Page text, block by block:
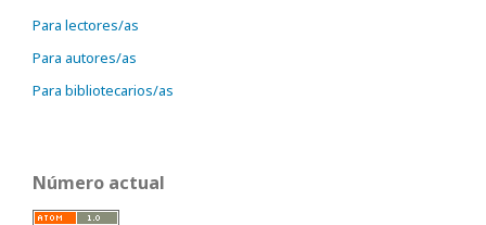
Para lectores/as
Para autores/as
Para bibliotecarios/as
Número actual